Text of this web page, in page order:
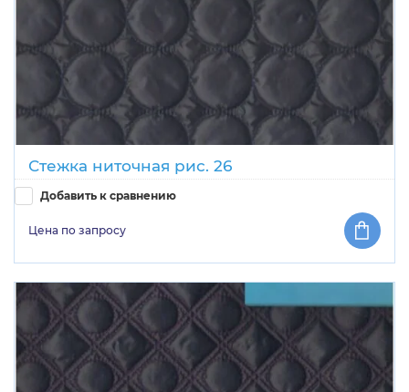
Стежка ниточная рис. 26
Добавить к сравнению
Цена по запросу